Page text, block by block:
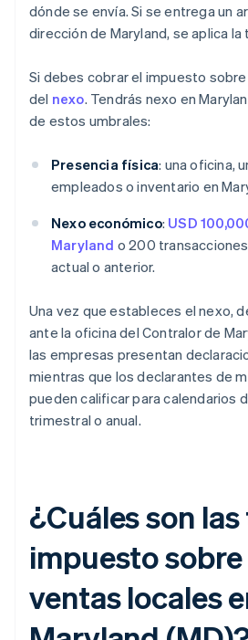
dónde se envía. Si se entrega un
dirección de Maryland, se aplica la
Si debes cobrar el impuesto
del nexo. Tendrás nexo en
de estos umbrales:
Presencia física: una oficina,
empleados o inventario en
Nexo económico: USD
Maryland o 200
actual o anterior.
Una vez que estableces el nexo,
ante la oficina del Contralor de
las empresas presentan
mientras que los declarantes de
pueden calificar para calendarios
trimestral o anual.
¿Cuáles son
impuesto sobre
ventas locales